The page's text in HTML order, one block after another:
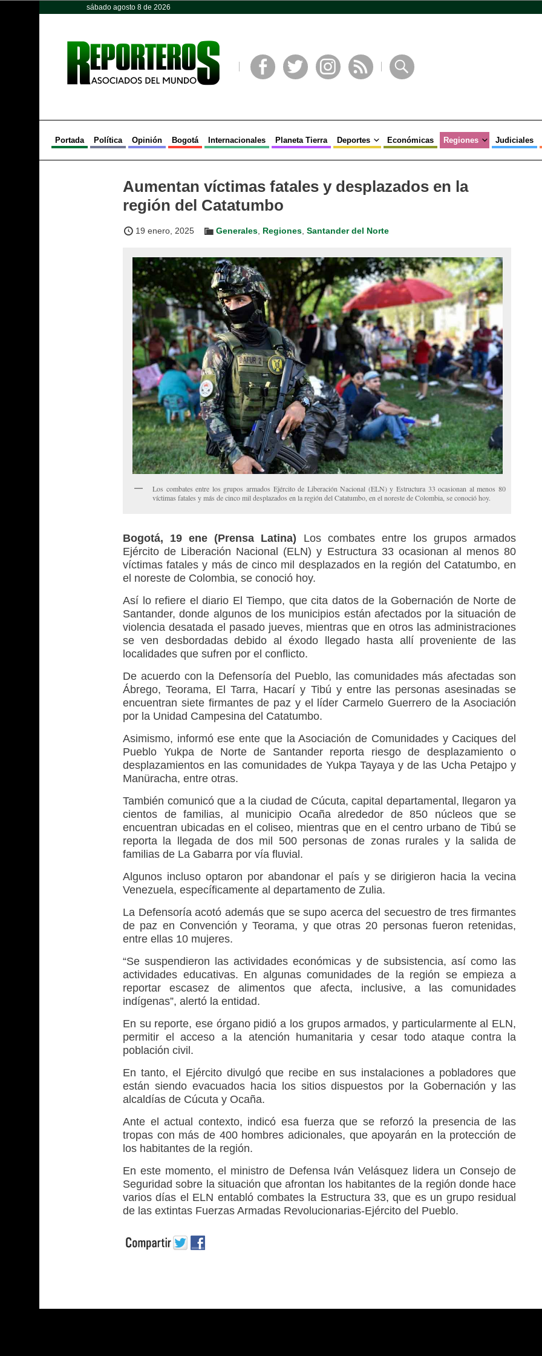
sábado agosto 8 de 2026
Portada Política Opinión Bogotá Internacionales Planeta Tierra Deportes Económicas Regiones Judiciales
Aumentan víctimas fatales y desplazados en la
región del Catatumbo
19 enero, 2025 Generales Regiones Santander del Norte
Los combates entre los grupos armados Ejército de Liberación Nacional (ELN) y Estructura 33 ocasionan al menos 80
víctimas fatales y más de cinco mil desplazados en la región del Catatumbo, en el noreste de Colombia, se conoció hoy.
Bogotá, 19 ene (Prensa Latina) Los combates entre los grupos armados
Ejército de Liberación Nacional (ELN) y Estructura 33 ocasionan al menos 80
víctimas fatales y más de cinco mil desplazados en la región del Catatumbo, en
el noreste de Colombia, se conoció hoy.
Así lo refiere el diario El Tiempo, que cita datos de la Gobernación de Norte de
Santander, donde algunos de los municipios están afectados por la situación de
violencia desatada el pasado jueves, mientras que en otros las administraciones
se ven desbordadas debido al éxodo llegado hasta allí proveniente de las
localidades que sufren por el conflicto.
De acuerdo con la Defensoría del Pueblo, las comunidades más afectadas son
Ábrego, Teorama, El Tarra, Hacarí y Tibú y entre las personas asesinadas se
encuentran siete firmantes de paz y el líder Carmelo Guerrero de la Asociación
por la Unidad Campesina del Catatumbo.
Asimismo, informó ese ente que la Asociación de Comunidades y Caciques del
Pueblo Yukpa de Norte de Santander reporta riesgo de desplazamiento o
desplazamientos en las comunidades de Yukpa Tayaya y de las Ucha Petajpo y
Manüracha, entre otras.
También comunicó que a la ciudad de Cúcuta, capital departamental, llegaron ya
cientos de familias, al municipio Ocaña alrededor de 850 núcleos que se
encuentran ubicadas en el coliseo, mientras que en el centro urbano de Tibú se
reporta la llegada de dos mil 500 personas de zonas rurales y la salida de
familias de La Gabarra por vía fluvial.
Algunos incluso optaron por abandonar el país y se dirigieron hacia la vecina
Venezuela, específicamente al departamento de Zulia.
La Defensoría acotó además que se supo acerca del secuestro de tres firmantes
de paz en Convención y Teorama, y que otras 20 personas fueron retenidas,
entre ellas 10 mujeres.
“Se suspendieron las actividades económicas y de subsistencia, así como las
actividades educativas. En algunas comunidades de la región se empieza a
reportar escasez de alimentos que afecta, inclusive, a las comunidades
indígenas”, alertó la entidad.
En su reporte, ese órgano pidió a los grupos armados, y particularmente al ELN,
permitir el acceso a la atención humanitaria y cesar todo ataque contra la
población civil.
En tanto, el Ejército divulgó que recibe en sus instalaciones a pobladores que
están siendo evacuados hacia los sitios dispuestos por la Gobernación y las
alcaldías de Cúcuta y Ocaña.
Ante el actual contexto, indicó esa fuerza que se reforzó la presencia de las
tropas con más de 400 hombres adicionales, que apoyarán en la protección de
los habitantes de la región.
En este momento, el ministro de Defensa Iván Velásquez lidera un Consejo de
Seguridad sobre la situación que afrontan los habitantes de la región donde hace
varios días el ELN entabló combates la Estructura 33, que es un grupo residual
de las extintas Fuerzas Armadas Revolucionarias-Ejército del Pueblo.
Opinión Política